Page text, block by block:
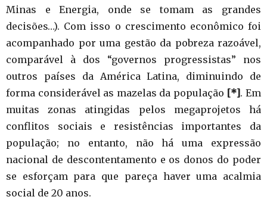
Minas e Energia, onde se tomam as grandes
decisões…). Com isso o crescimento econômico foi
acompanhado por uma gestão da pobreza razoável,
comparável à dos “governos progressistas” nos
outros países da América Latina, diminuindo de
forma considerável as mazelas da população [*] . Em
muitas zonas atingidas pelos megaprojetos há
conflitos sociais e resistências importantes da
população; no entanto, não há uma expressão
nacional de descontentamento e os donos do poder
se esforçam para que pareça haver uma acalmia
social de 20 anos.